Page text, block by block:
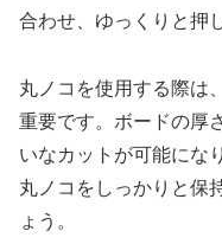
合わせ、ゆっくりと押
丸ノコを使用する際は
重要です。ボードの厚
いなカットが可能にな
丸ノコをしっかりと保
ょう。